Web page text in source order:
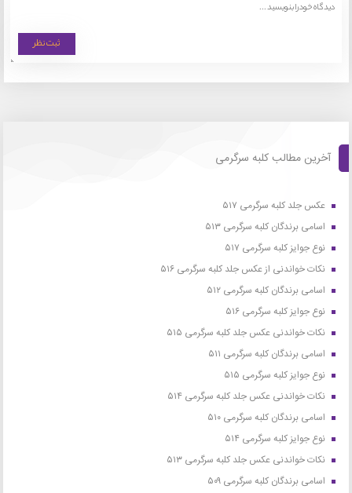
آخرین مطالب کلبه سرگرمی
عکس جلد کلبه سرگرمی ۵۱۷
اسامی برندگان کلبه سرگرمی ۵۱۳
نوع جوایز کلبه سرگرمی ۵۱۷
نکات خواندنی از عکس جلد کلبه سرگرمی ۵۱۶
اسامی برندگان کلبه سرگرمی ۵۱۲
نوع جوایز کلبه سرگرمی ۵۱۶
نکات خواندنی عکس جلد کلبه سرگرمی ۵۱۵
اسامی برندگان کلبه سرگرمی ۵۱۱
نوع جوایز کلبه سرگرمی ۵۱۵
نکات خواندنی عکس جلد کلبه سرگرمی ۵۱۴
اسامی برندگان کلبه سرگرمی ۵۱۰
نوع جوایز کلبه سرگرمی ۵۱۴
نکات خواندنی عکس جلد کلبه سرگرمی ۵۱۳
اسامی برندگان کلبه سرگرمی ۵۰۹